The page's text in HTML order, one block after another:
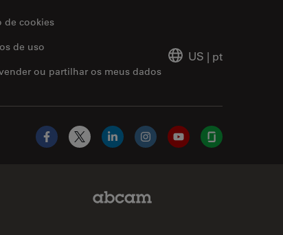
de cookies
ou partilhar os meus dados
de uso
US | pt
Facebook
X LinkedInInstagramYouTubeGlassdoor